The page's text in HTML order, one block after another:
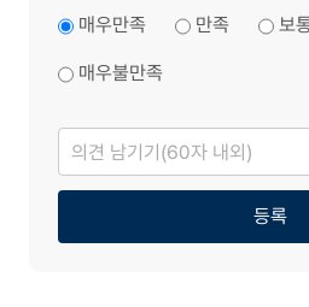
매우만족
만족 보
매우불만족
의
견
남
기
등록